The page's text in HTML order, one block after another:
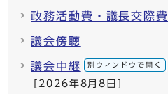
政務活動費・議長交際費
議会傍聴
議会中継 別ウィンドウで開く
[2026年8月8日]